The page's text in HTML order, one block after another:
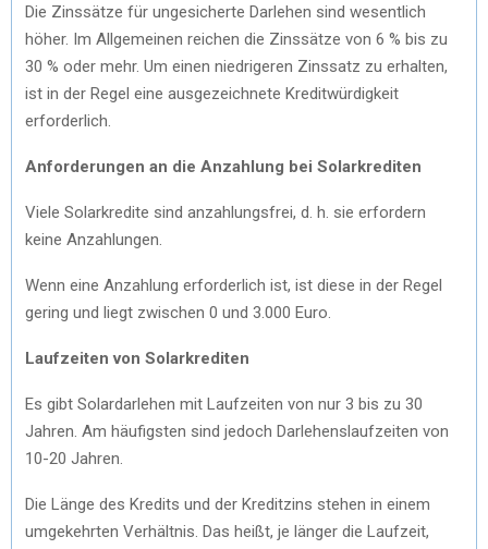
Die Zinssätze für ungesicherte Darlehen sind wesentlich
höher. Im Allgemeinen reichen die Zinssätze von 6 % bis zu
30 % oder mehr. Um einen niedrigeren Zinssatz zu erhalten,
ist in der Regel eine ausgezeichnete Kreditwürdigkeit
erforderlich.
Anforderungen an die Anzahlung bei Solarkrediten
Viele Solarkredite sind anzahlungsfrei, d. h. sie erfordern
keine Anzahlungen.
Wenn eine Anzahlung erforderlich ist, ist diese in der Regel
gering und liegt zwischen 0 und 3.000 Euro.
Laufzeiten von Solarkrediten
Es gibt Solardarlehen mit Laufzeiten von nur 3 bis zu 30
Jahren. Am häufigsten sind jedoch Darlehenslaufzeiten von
10-20 Jahren.
Die Länge des Kredits und der Kreditzins stehen in einem
umgekehrten Verhältnis. Das heißt, je länger die Laufzeit,